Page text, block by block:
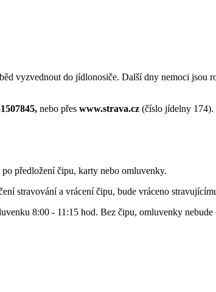
vyzvednout do jídlonosiče. Další dny nemoci
nebo přes www.strava.cz (číslo jídelny 174).
předložení čipu, karty nebo omluvenky.
stravování a vrácení čipu, bude vráceno
8:00 - 11:15 hod. Bez čipu, omluvenky